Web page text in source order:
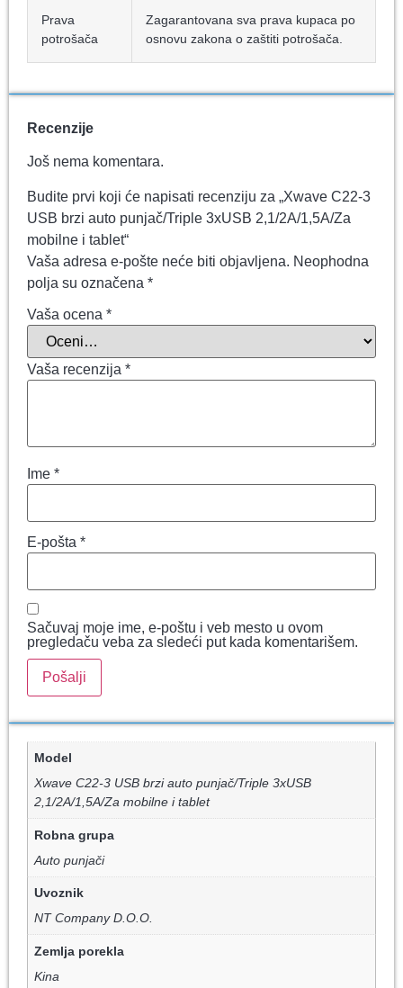
Prava
potrošača
Zagarantovana sva prava kupaca po
osnovu zakona o zaštiti potrošača.
Recenzije
Još nema komentara.
Budite prvi koji će napisati recenziju za „Xwave C22-3
USB brzi auto punjač/Triple 3xUSB 2,1/2A/1,5A/Za
mobilne i tablet“
Vaša adresa e-pošte neće biti objavljena. Neophodna
polja su označena *
Vaša ocena *
Vaša recenzija *
Ime *
E-pošta *
Sačuvaj moje ime, e-poštu i veb mesto u ovom
pregledaču veba za sledeći put kada komentarišem.
Model
Xwave C22-3 USB brzi auto punjač/Triple 3xUSB
2,1/2A/1,5A/Za mobilne i tablet
Robna grupa
Auto punjači
Uvoznik
NT Company D.O.O.
Zemlja porekla
Kina